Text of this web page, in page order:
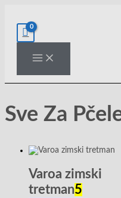
sadržaj
Sve Za
Varoa zimski
tretman5